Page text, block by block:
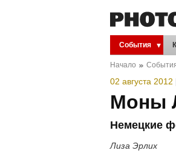
События
Начало
02 августа 2012
Моны
Немецкие
Лиза Эрлих